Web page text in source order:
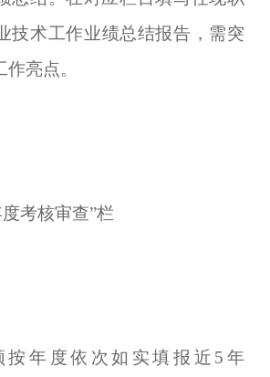
技术工作业绩总结报告，需突
亮点。
度考核审查”栏
按年度依次如实填报近5年